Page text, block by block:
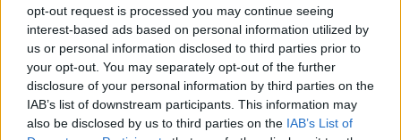
opt-out request is processed you may continue seeing
interest-based ads based on personal information utilized by
us or personal information disclosed to third parties prior to
your opt-out. You may separately opt-out of the further
disclosure of your personal information by third parties on the
IAB’s list of downstream participants. This information may
also be disclosed by us to third parties on the IAB’s List of